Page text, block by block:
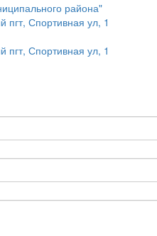
района"
пгт, Спортивная ул, 1
пгт, Спортивная ул, 1